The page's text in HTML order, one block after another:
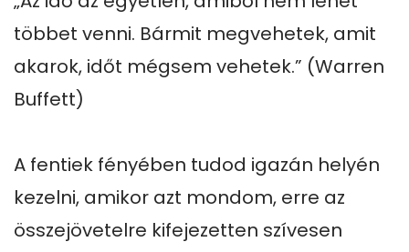
többet venni. Bármit megvehetek, amit
akarok, időt mégsem vehetek.” (Warren
Buffett)
A fentiek fényében tudod igazán helyén
kezelni, amikor azt mondom, erre az
összejövetelre kifejezetten szívesen